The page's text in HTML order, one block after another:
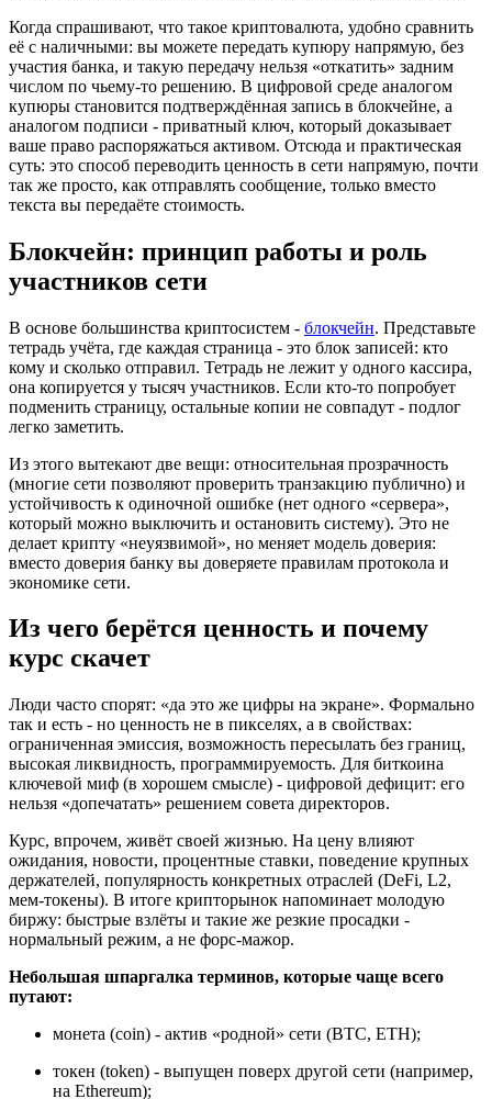
Когда спрашивают, что такое криптовалюта, удобно сравнить
её с наличными: вы можете передать купюру напрямую, без
участия банка, и такую передачу нельзя «откатить» задним
числом по чьему-то решению. В цифровой среде аналогом
купюры становится подтверждённая запись в блокчейне, а
аналогом подписи - приватный ключ, который доказывает
ваше право распоряжаться активом. Отсюда и практическая
суть: это способ переводить ценность в сети напрямую, почти
так же просто, как отправлять сообщение, только вместо
текста вы передаёте стоимость.
Блокчейн: принцип работы и роль
участников сети
В основе большинства криптосистем - блокчейн. Представьте
тетрадь учёта, где каждая страница - это блок записей: кто
кому и сколько отправил. Тетрадь не лежит у одного кассира,
она копируется у тысяч участников. Если кто-то попробует
подменить страницу, остальные копии не совпадут - подлог
легко заметить.
Из этого вытекают две вещи: относительная прозрачность
(многие сети позволяют проверить транзакцию публично) и
устойчивость к одиночной ошибке (нет одного «сервера»,
который можно выключить и остановить систему). Это не
делает крипту «неуязвимой», но меняет модель доверия:
вместо доверия банку вы доверяете правилам протокола и
экономике сети.
Из чего берётся ценность и почему
курс скачет
Люди часто спорят: «да это же цифры на экране». Формально
так и есть - но ценность не в пикселях, а в свойствах:
ограниченная эмиссия, возможность пересылать без границ,
высокая ликвидность, программируемость. Для биткоина
ключевой миф (в хорошем смысле) - цифровой дефицит: его
нельзя «допечатать» решением совета директоров.
Курс, впрочем, живёт своей жизнью. На цену влияют
ожидания, новости, процентные ставки, поведение крупных
держателей, популярность конкретных отраслей (DeFi, L2,
мем-токены). В итоге крипторынок напоминает молодую
биржу: быстрые взлёты и такие же резкие просадки -
нормальный режим, а не форс-мажор.
Небольшая шпаргалка терминов, которые чаще всего
путают:
монета (coin) - актив «родной» сети (BTC, ETH);
токен (token) - выпущен поверх другой сети (например,
на Ethereum);